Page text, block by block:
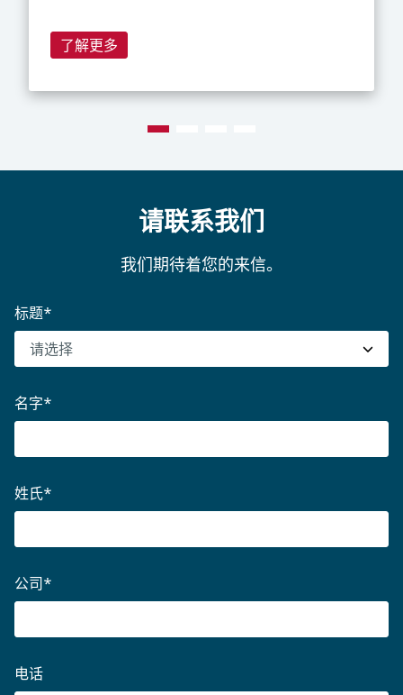
了解更多
请联系我们
我们期待着您的来信。
标题*
名字*
姓氏*
公司*
电话